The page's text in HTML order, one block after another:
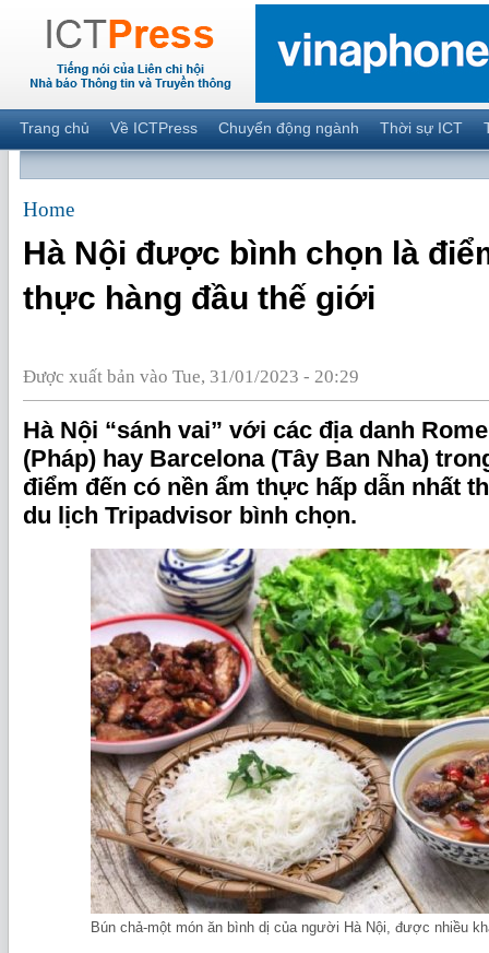
Trang chủ Về ICTPress Chuyển động ngành Thời sự ICT
Home
Hà Nội được bình chọn là
thực hàng đầu thế giới
Được xuất bản vào Tue, 31/01/2023 - 20:29
Hà Nội “sánh vai” với các địa danh
(Pháp) hay Barcelona (Tây Ban Nha)
điểm đến có nền ẩm thực hấp dẫn nhất
du lịch Tripadvisor bình chọn.
Bún chả-một món ăn bình dị của người Hà Nội, được nhiều